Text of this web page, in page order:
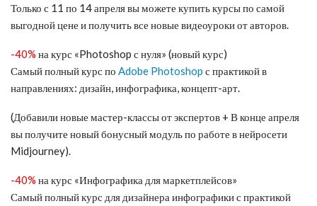
Только с 11 по 14 апреля вы можете купить курсы по самой
выгодной цене и получить все новые видеоуроки от авторов.
-40% на курс «Photoshop с нуля» (новый курс)
Самый полный курс по Adobe Photoshop с практикой в
направлениях: дизайн, инфографика, концепт-арт.
(Добавили новые мастер-классы от экспертов + В конце апреля
вы получите новый бонусный модуль по работе в нейросети
Midjourney).
-40% на курс «Инфографика для маркетплейсов»
Самый полный курс для дизайнера инфографики с практикой